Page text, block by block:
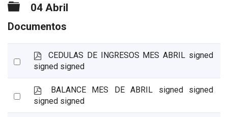
Carpeta
04 Abril
Documentos
Select
p
d
CEDULAS DE INGRESOS MES ABRIL signed
signed signed
Select
p
d
BALANCE MES DE ABRIL signed signed
signed signed